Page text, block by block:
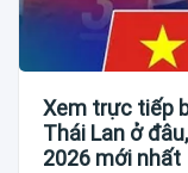
Xem trực tiếp
Thái Lan ở
2026 mới nhất